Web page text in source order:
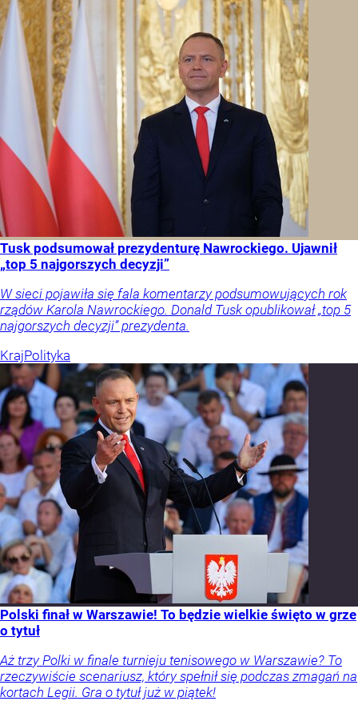
Tusk podsumował prezydenturę Nawrockiego. Ujawnił
„top 5 najgorszych decyzji”
W sieci pojawiła się fala komentarzy podsumowujących rok
rządów Karola Nawrockiego. Donald Tusk opublikował „top 5
najgorszych decyzji” prezydenta.
KrajPolityka
Polski finał w Warszawie! To będzie wielkie święto w grze
o tytuł
Aż trzy Polki w finale turnieju tenisowego w Warszawie? To
rzeczywiście scenariusz, który spełnił się podczas zmagań na
kortach Legii. Gra o tytuł już w piątek!